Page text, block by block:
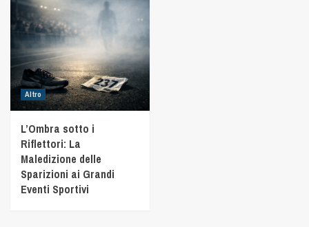
Altro
L’Ombra sotto i
Riflettori: La
Maledizione delle
Sparizioni ai Grandi
Eventi Sportivi